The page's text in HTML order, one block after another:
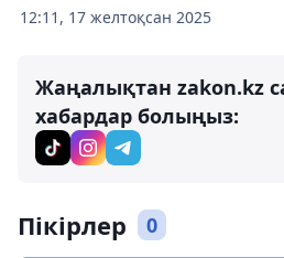
12:11, 17 желтоқсан 2025
Жаңалықтан zakon.kz
хабардар болыңыз:
Пікірлер 0